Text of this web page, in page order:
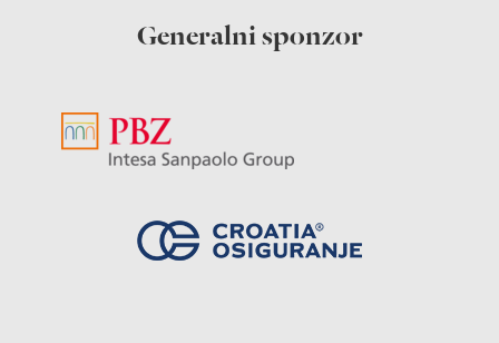
Generalni sponzor